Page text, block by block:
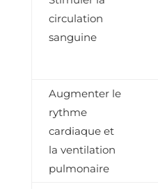
circulation
sanguine
Augmenter le
rythme
cardiaque et
la ventilation
pulmonaire